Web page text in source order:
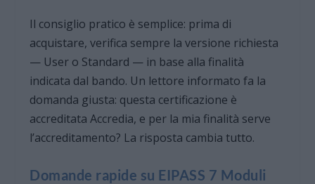
Il consiglio pratico è semplice: prima di
acquistare, verifica sempre la versione richiesta
— User o Standard — in base alla finalità
indicata dal bando. Un lettore informato fa la
domanda giusta: questa certificazione è
accreditata Accredia, e per la mia finalità serve
l’accreditamento? La risposta cambia tutto.
Domande rapide su EIPASS 7 Moduli